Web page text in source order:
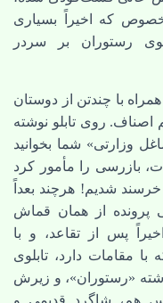
که اخیراً بسیاری
رستوران بر سردر
با چندتن از دوستان
اصناف. روی تابلو نوشته
وزارتی» شما بخوانید
بازرسی را مأمور کرد
شدیم! هرچند بعداً
پرونده از همان قماش
پس از تقاعد، و با
مقامات دارد، تابلوی
«رستوران»، و زیرش
هم، شاگرد قدیمی و